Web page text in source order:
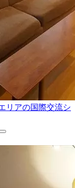
リアの国際交流シ